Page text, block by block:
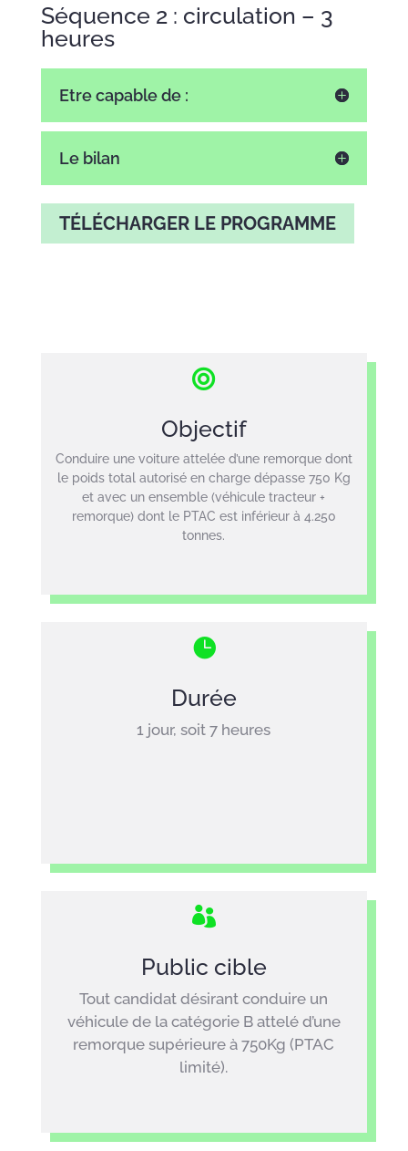
Séquence 2 : circulation – 3
heures
Etre capable de :
Le bilan
TÉLÉCHARGER LE PROGRAMME

Objectif
Conduire une voiture attelée d’une remorque dont
le poids total autorisé en charge dépasse 750 Kg
et avec un ensemble (véhicule tracteur +
remorque) dont le PTAC est inférieur à 4.250
tonnes.

Durée
1 jour, soit 7 heures

Public cible
Tout candidat désirant conduire un
véhicule de la catégorie B attelé d’une
remorque supérieure à 750Kg (PTAC
limité).